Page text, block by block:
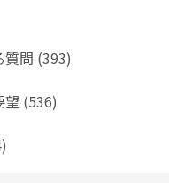
質問 (393)
望 (536)